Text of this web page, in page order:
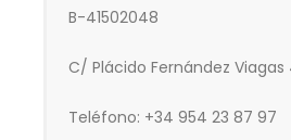
B-41502048
C/ Plácido Fernández Viagas
Teléfono: +34 954 23 87 97